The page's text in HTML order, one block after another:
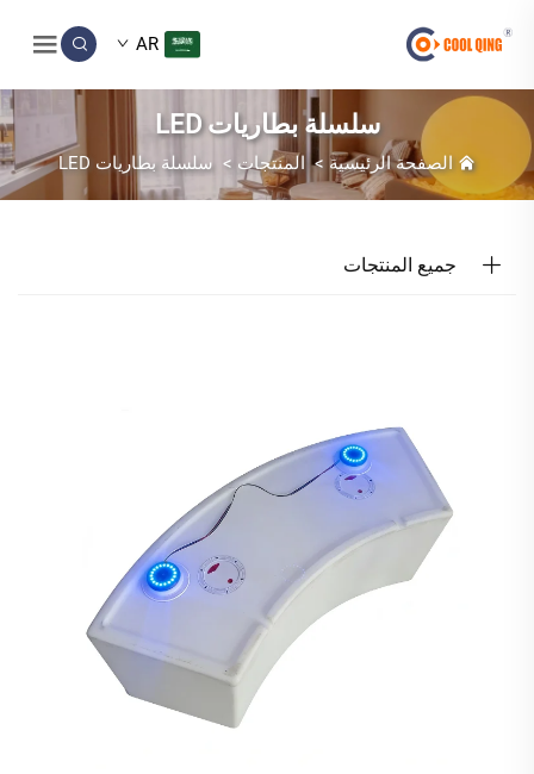
AR
سلسلة بطاريات LED
الصفحة الرئيسية > المنتجات > سلسلة بطاريات LED
جميع المنتجات